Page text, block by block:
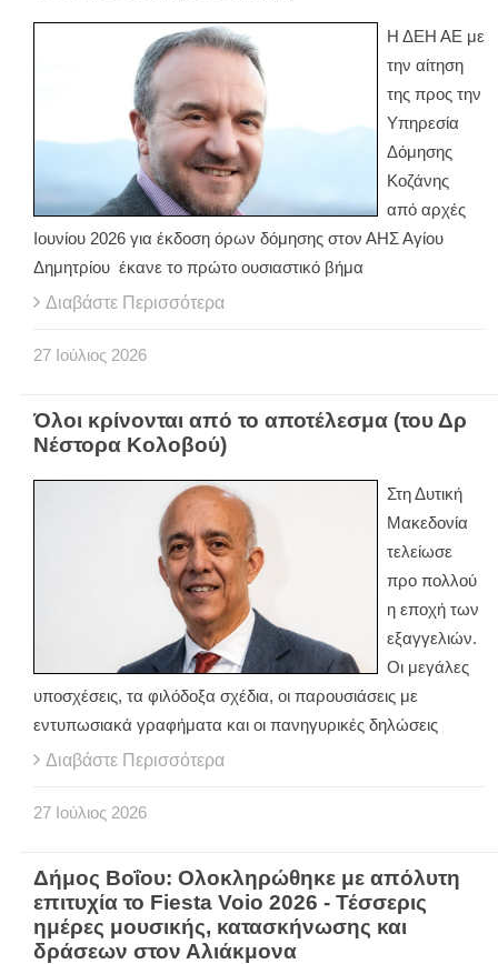
Η ΔΕΗ ΑΕ με
την αίτηση
της προς την
Υπηρεσία
Δόμησης
Κοζάνης
από αρχές
Ιουνίου 2026 για έκδοση όρων δόμησης στον ΑΗΣ Αγίου
Δημητρίου έκανε το πρώτο ουσιαστικό βήμα
Διαβάστε Περισσότερα
27 Ιούλιος 2026
Όλοι κρίνονται από το αποτέλεσμα (του Δρ
Νέστορα Κολοβού)
Στη Δυτική
Μακεδονία
τελείωσε
προ πολλού
η εποχή των
εξαγγελιών.
Οι μεγάλες
υποσχέσεις, τα φιλόδοξα σχέδια, οι παρουσιάσεις με
εντυπωσιακά γραφήματα και οι πανηγυρικές δηλώσεις
Διαβάστε Περισσότερα
27 Ιούλιος 2026
Δήμος Βοΐου: Ολοκληρώθηκε με απόλυτη
επιτυχία το Fiesta Voio 2026 - Τέσσερις
ημέρες μουσικής, κατασκήνωσης και
δράσεων στον Αλιάκμονα